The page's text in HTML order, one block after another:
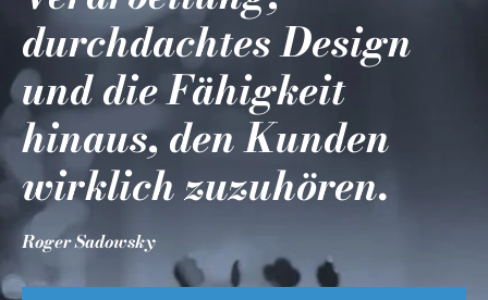
durchdachtes Design
und die Fähigkeit
hinaus, den Kunden
wirklich zuzuhören.
Roger Sadowsky